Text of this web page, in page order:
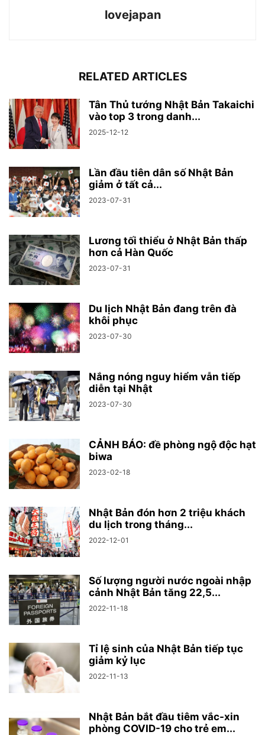
lovejapan
RELATED ARTICLES
Tân Thủ tướng Nhật Bản Takaichi
vào top 3 trong danh...
2025-12-12
Lần đầu tiên dân số Nhật Bản
giảm ở tất cả...
2023-07-31
Lương tối thiểu ở Nhật Bản thấp
hơn cả Hàn Quốc
2023-07-31
Du lịch Nhật Bản đang trên đà
khôi phục
2023-07-30
Nắng nóng nguy hiểm vẫn tiếp
diễn tại Nhật
2023-07-30
CẢNH BÁO: đề phòng ngộ độc hạt
biwa
2023-02-18
Nhật Bản đón hơn 2 triệu khách
du lịch trong tháng...
2022-12-01
Số lượng người nước ngoài nhập
cảnh Nhật Bản tăng 22,5...
2022-11-18
Tỉ lệ sinh của Nhật Bản tiếp tục
giảm kỷ lục
2022-11-13
Nhật Bản bắt đầu tiêm vắc-xin
phòng COVID-19 cho trẻ em...